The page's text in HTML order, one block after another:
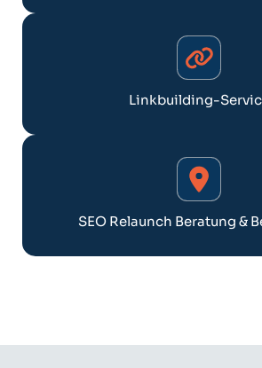
Linkbuilding-
SEO Relaunch Beratung &